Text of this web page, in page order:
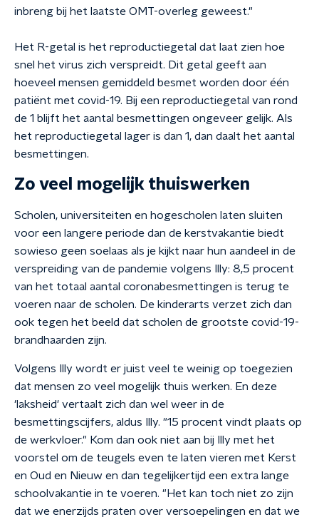
inbreng bij het laatste OMT-overleg geweest."
Het R-getal is het reproductiegetal dat laat zien hoe
snel het virus zich verspreidt. Dit getal geeft aan
hoeveel mensen gemiddeld besmet worden door één
patiënt met covid-19. Bij een reproductiegetal van rond
de 1 blijft het aantal besmettingen ongeveer gelijk. Als
het reproductiegetal lager is dan 1, dan daalt het aantal
besmettingen.
Zo veel mogelijk thuiswerken
Scholen, universiteiten en hogescholen laten sluiten
voor een langere periode dan de kerstvakantie biedt
sowieso geen soelaas als je kijkt naar hun aandeel in de
verspreiding van de pandemie volgens Illy: 8,5 procent
van het totaal aantal coronabesmettingen is terug te
voeren naar de scholen. De kinderarts verzet zich dan
ook tegen het beeld dat scholen de grootste covid-19-
brandhaarden zijn.
Volgens Illy wordt er juist veel te weinig op toegezien
dat mensen zo veel mogelijk thuis werken. En deze
'laksheid' vertaalt zich dan wel weer in de
besmettingscijfers, aldus Illy. "15 procent vindt plaats op
de werkvloer." Kom dan ook niet aan bij Illy met het
voorstel om de teugels even te laten vieren met Kerst
en Oud en Nieuw en dan tegelijkertijd een extra lange
schoolvakantie in te voeren. "Het kan toch niet zo zijn
dat we enerzijds praten over versoepelingen en dat we